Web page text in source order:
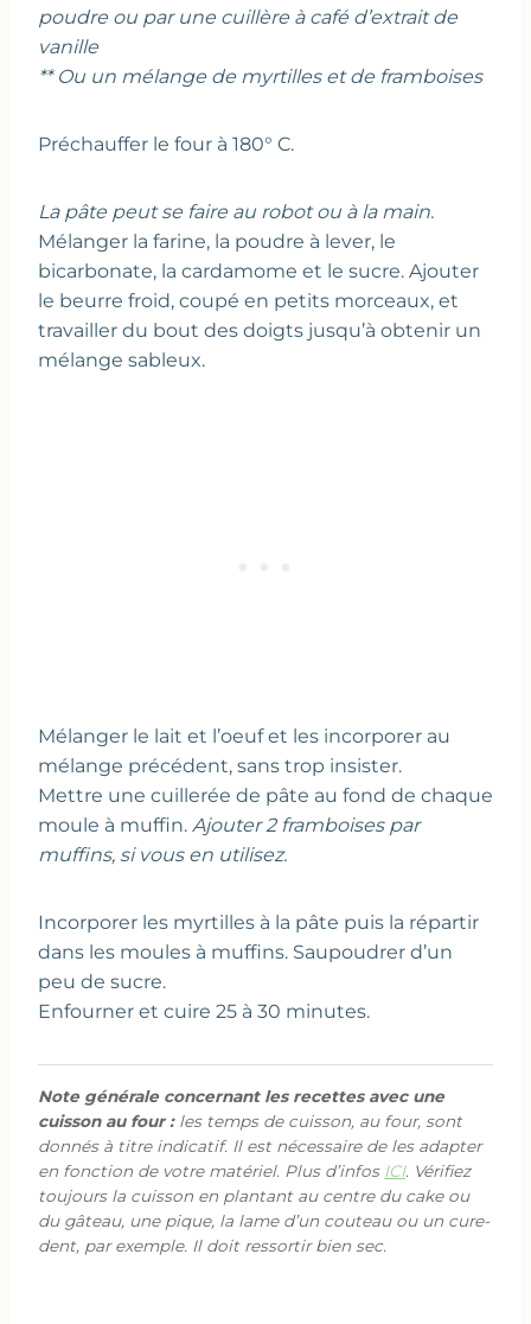
poudre ou par une cuillère à café d’extrait de
vanille
** Ou un mélange de myrtilles et de framboises
Préchauffer le four à 180° C.
La pâte peut se faire au robot ou à la main.
Mélanger la farine, la poudre à lever, le
bicarbonate, la cardamome et le sucre. Ajouter
le beurre froid, coupé en petits morceaux, et
travailler du bout des doigts jusqu’à obtenir un
mélange sableux.
Mélanger le lait et l’oeuf et les incorporer au
mélange précédent, sans trop insister.
Mettre une cuillerée de pâte au fond de chaque
moule à muffin. Ajouter 2 framboises par
muffins, si vous en utilisez.
Incorporer les myrtilles à la pâte puis la répartir
dans les moules à muffins. Saupoudrer d’un
peu de sucre.
Enfourner et cuire 25 à 30 minutes.
Note générale concernant les recettes avec une
cuisson au four :les temps de cuisson, au four, sont
donnés à titre indicatif. Il est nécessaire de les adapter
en fonction de votre matériel. Plus d’infos ICI. Vérifiez
toujours la cuisson en plantant au centre du cake ou
du gâteau, une pique, la lame d’un couteau ou un cure-
dent, par exemple. Il doit ressortir bien sec.